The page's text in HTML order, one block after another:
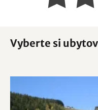
Vyberte si